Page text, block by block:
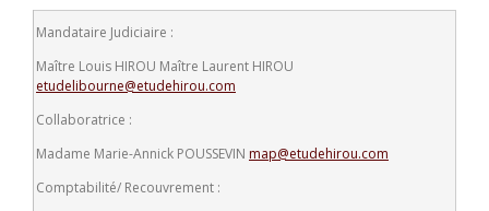
Mandataire Judiciaire :
Maître Louis HIROU Maître Laurent HIROU
etudelibourne@etudehirou.com
Collaboratrice :
Madame Marie-Annick POUSSEVIN map@etudehirou.com
Comptabilité/ Recouvrement :